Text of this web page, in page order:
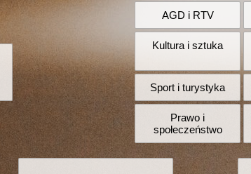
AGD i RTV
Kultura i sztuka
Sport i turystyka
Prawo i
społeczeństwo